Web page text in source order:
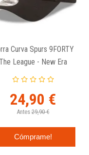
Curva Spurs 9FORTY
League - New Era
24,90 €
Antes 29,90 €
Cómprame!